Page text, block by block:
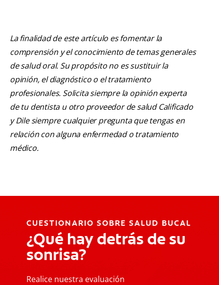
La finalidad de este artículo es fomentar la
comprensión y el conocimiento de temas generales
de salud oral. Su propósito no es sustituir la
opinión, el diagnóstico o el tratamiento
profesionales. Solicita siempre la opinión experta
de tu dentista u otro proveedor de salud Calificado
y Dile siempre cualquier pregunta que tengas en
relación con alguna enfermedad o tratamiento
médico.
CUESTIONARIO SOBRE SALUD BUCAL
¿Qué hay detrás de su
sonrisa?
Realice nuestra evaluación